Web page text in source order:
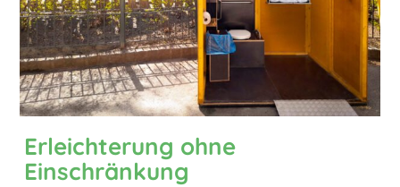
Erleichterung ohne
Einschränkung